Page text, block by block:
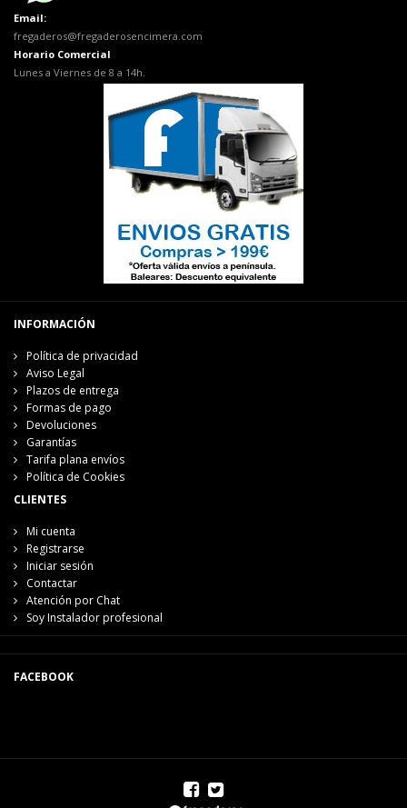
Email:
fregaderos@fregaderosencimera.com
Horario Comercial
Lunes a Viernes de 8 a 14h.
INFORMACIÓN
Política de privacidad
Aviso Legal
Plazos de entrega
Formas de pago
Devoluciones
Garantías
Tarifa plana envíos
Política de Cookies
CLIENTES
Mi cuenta
Registrarse
Iniciar sesión
Contactar
Atención por Chat
Soy Instalador profesional
FACEBOOK